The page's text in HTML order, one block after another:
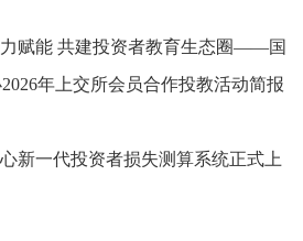
赋能 共建投资者教育生态圈——国
年上交所会员合作投教活动简报
新一代投资者损失测算系统正式上